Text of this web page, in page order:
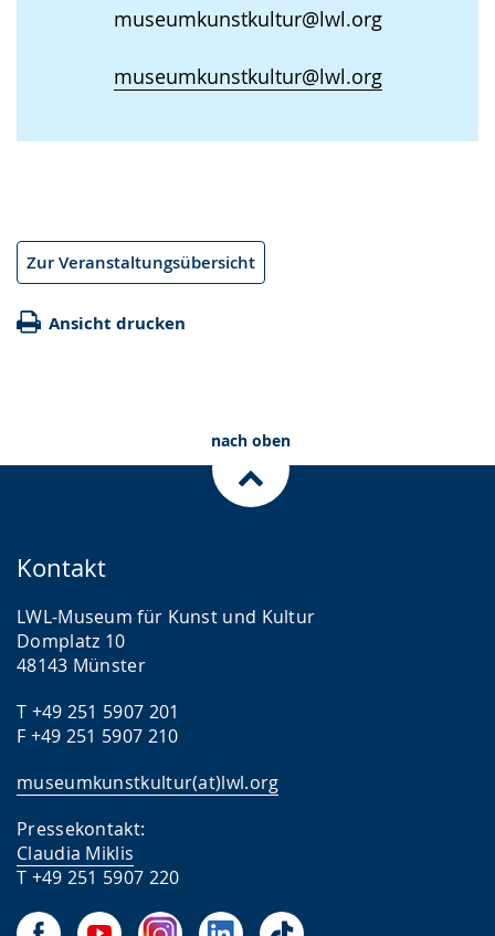
museumkunstkultur@lwl.org
museumkunstkultur@lwl.org
Zur Veranstaltungsübersicht
Ansicht drucken
nach oben
Kontakt
LWL-Museum für Kunst und Kultur
Domplatz 10
48143 Münster
T +49 251 5907 201
F +49 251 5907 210
museumkunstkultur(at)lwl.org
Pressekontakt:
Claudia Miklis
T +49 251 5907 220